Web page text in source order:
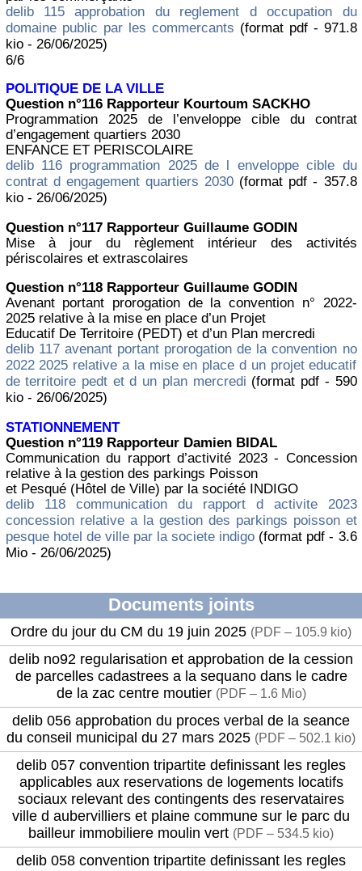
delib 115 approbation du reglement d occupation du
domaine public par les commercants (format pdf - 971.8
kio - 26/06/2025)
6/6
POLITIQUE DE LA VILLE
Question n°116 Rapporteur Kourtoum SACKHO
Programmation 2025 de l’enveloppe cible du contrat
d’engagement quartiers 2030
ENFANCE ET PERISCOLAIRE
delib 116 programmation 2025 de l enveloppe cible du
contrat d engagement quartiers 2030 (format pdf - 357.8
kio - 26/06/2025)
Question n°117 Rapporteur Guillaume GODIN
Mise à jour du règlement intérieur des activités
périscolaires et extrascolaires
Question n°118 Rapporteur Guillaume GODIN
Avenant portant prorogation de la convention n° 2022-
2025 relative à la mise en place d’un Projet
Educatif De Territoire (PEDT) et d’un Plan mercredi
delib 117 avenant portant prorogation de la convention no
2022 2025 relative a la mise en place d un projet educatif
de territoire pedt et d un plan mercredi (format pdf - 590
kio - 26/06/2025)
STATIONNEMENT
Question n°119 Rapporteur Damien BIDAL
Communication du rapport d’activité 2023 - Concession
relative à la gestion des parkings Poisson
et Pesqué (Hôtel de Ville) par la société INDIGO
delib 118 communication du rapport d activite 2023
concession relative a la gestion des parkings poisson et
pesque hotel de ville par la societe indigo (format pdf - 3.6
Mio - 26/06/2025)
Documents joints
Ordre du jour du CM du 19 juin 2025 (PDF – 105.9 kio)
delib no92 regularisation et approbation de la cession
de parcelles cadastrees a la sequano dans le cadre
de la zac centre moutier (PDF – 1.6 Mio)
delib 056 approbation du proces verbal de la seance
du conseil municipal du 27 mars 2025 (PDF – 502.1 kio)
delib 057 convention tripartite definissant les regles
applicables aux reservations de logements locatifs
sociaux relevant des contingents des reservataires
ville d aubervilliers et plaine commune sur le parc du
bailleur immobiliere moulin vert (PDF – 534.5 kio)
delib 058 convention tripartite definissant les regles